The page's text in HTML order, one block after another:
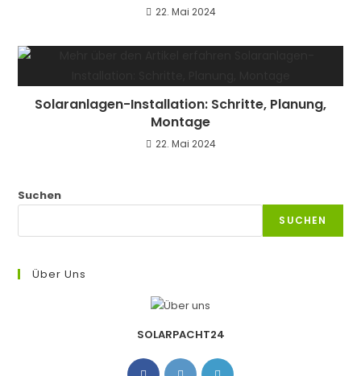
22. Mai 2024
Solaranlagen-Installation: Schritte, Planung,
Montage
22. Mai 2024
Suchen
SUCHEN
Über Uns
SOLARPACHT24
OpensOpensOpens